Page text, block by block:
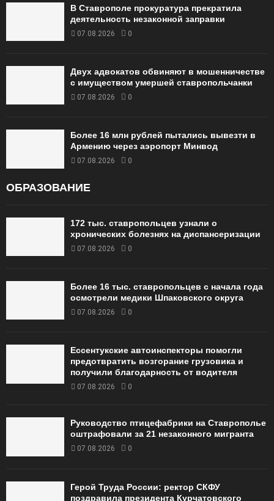
В Ставрополе прокуратура прекратила
деятельность незаконной заправки
07.08.2026 0
Двух адвокатов обвиняют в мошенничестве
с имуществом умершей ставропольчанки
07.08.2026 0
Более 16 млн рублей пытались вывезти в
Армению через аэропорт Минвод
07.08.2026 0
ОБРАЗОВАНИЕ
172 тыс. ставропольцев узнали о
хронических болезнях на диспансеризации
07.08.2026 0
Более 16 тыс. ставропольцев с начала года
осмотрели медики Шпаковского округа
07.08.2026 0
Ессентукские автоинспекторы помогли
предотвратить возгорание грузовика и
получили благодарность от водителя
07.08.2026 0
Руководство птицефабрики на Ставрополье
оштрафовали за 21 незаконного мигранта
07.08.2026 0
Герой Труда России: ректор СКФУ
поздравила президента Курчатовского